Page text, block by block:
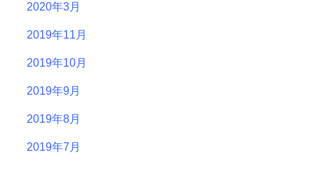
2020年3月
2019年11月
2019年10月
2019年9月
2019年8月
2019年7月